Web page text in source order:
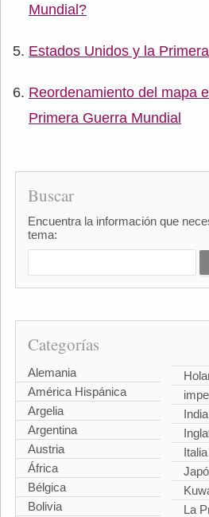
Mundial?
Estados Unidos y la
Reordenamiento del mapa
Primera Guerra Mundial
Buscar
Encuentra la información que
tema:
Categorías
Alemania
América Hispánica
Argelia
Argentina
Austria
África
Bélgica
Bolivia
India
Italia
La